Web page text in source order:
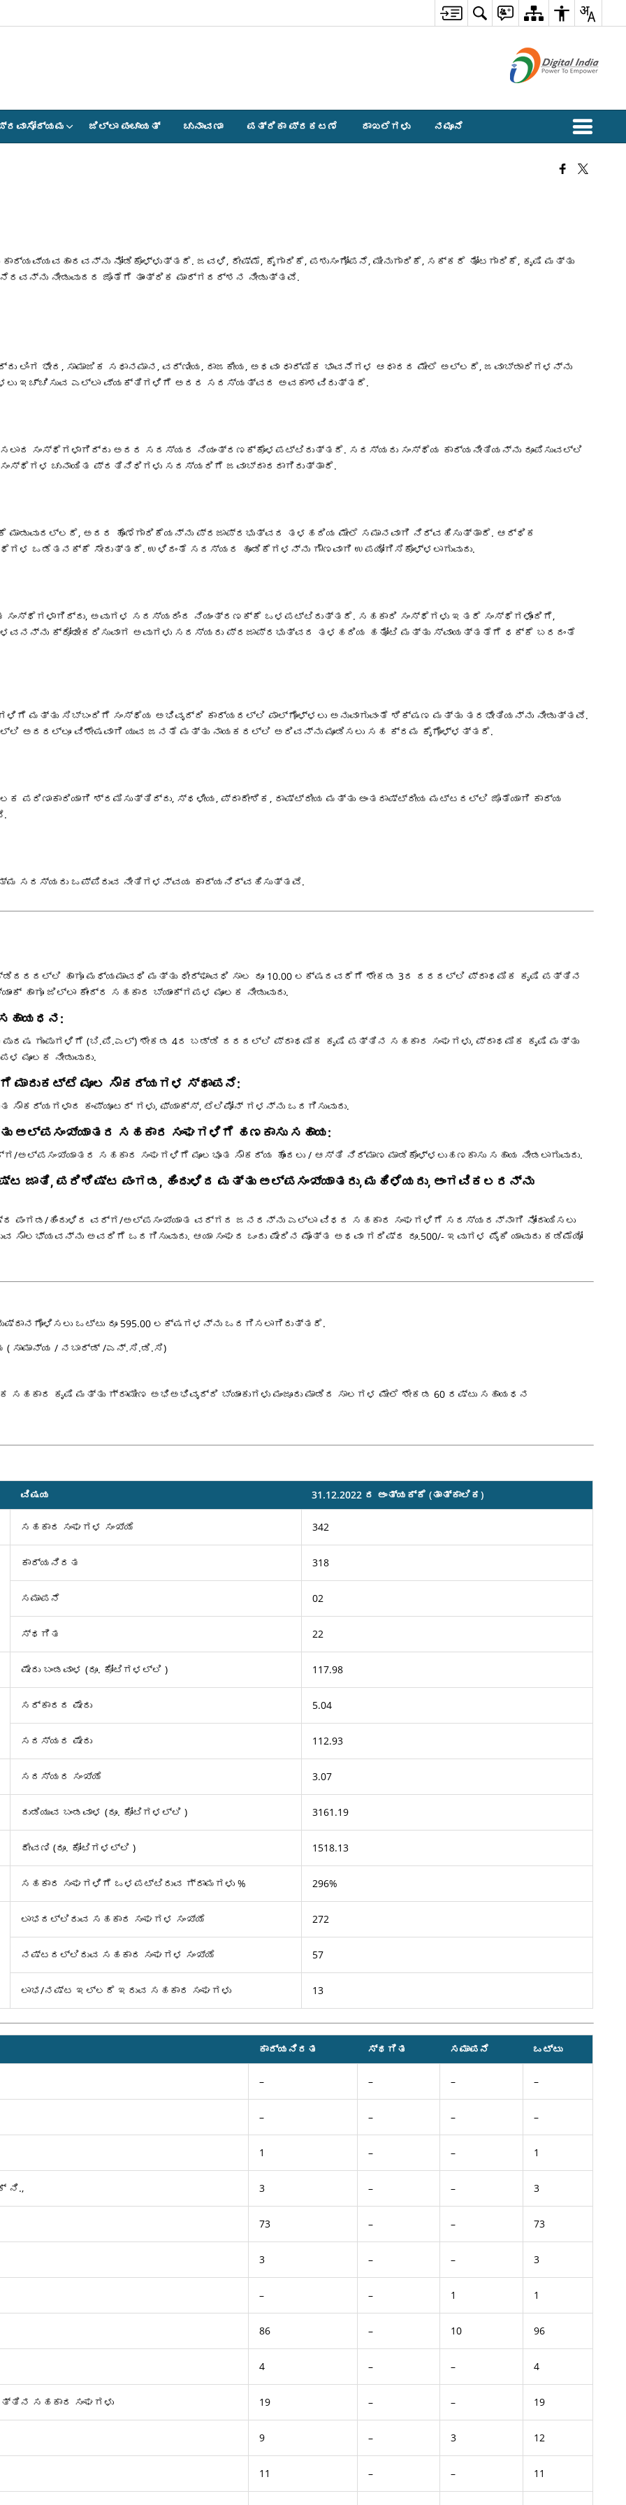
ಜಿಲ್ಲಾ ಪಂಚಾಯತ್ ಚುನಾವಣಾ ಪತ್ರಿಕಾ ಪ್ರಕಟಣೆ ದಾಖಲೆಗಳು ನಮೂನೆ
ನೋಡಿಕೊಳ್ಳುತ್ತದೆ. ಜವಳಿ, ರೇಷ್ಮೆ, ಕೈಗಾರಿಕೆ, ಪಶುಸಂಗೋಪನೆ, ಮೀನುಗಾರಿಕೆ, ಸಕ್ಕರೆ ತೋಟಗಾರಿಕೆ, ಕೃಷಿ ಮತ್ತು
ನೀಡುವುದರ ಜೊತೆಗೆ ತಾಂತ್ರಿಕ ಮಾರ್ಗದರ್ಶನ ನೀಡುತ್ತವೆ.
ಲಿಂಗ ಭೇದ, ಸಾಮಾಜಿಕ ಸಥಾನಮಾನ, ವರ್ಣೀಯ, ರಾಜಕೀಯ, ಅಥವಾ ಧಾರ್ಮಿಕ ಭಾವನೆಗಳ ಆಧಾರದ ಮೇಲೆ ಅಲ್ಲದೆ, ಜವಾಬ್ಡಾರಿಗಳನ್ನು
ಇಚ್ಚಿಸುವ ಎಲ್ಲಾ ವ್ಯಕ್ತಿಗಳಿಗೆ ಅದರ ಸದಸ್ಯತ್ವದ ಅವಕಾಶವಿರುತ್ತದೆ.
ಸಂಸ್ಥೆಗಳಾಗಿದ್ದು ಅದರ ಸದಸ್ಯರ ನಿಯಂತ್ರಣಕ್ಕೊಳಪಟ್ಟಿರುತ್ತದೆ. ಸದಸ್ಯರು ಸಂಸ್ಥೆಯ ಕಾರ್ಯನೀತಿಯನ್ನು ರೂಪಿಸುವಲ್ಲಿ
ಚುನಾಯಿತ ಪ್ರತಿನಿಧಿಗಳು ಸದಸ್ಯರಿಗೆ ಜವಾಬ್ದಾರರಾಗಿರುತ್ತಾರೆ.
ಮಾಡುವುದಲ್ಲದೆ, ಅದರ ಹೊಣೆಗಾರಿಕೆಯನ್ನು ಪ್ರಜಾಪ್ರಭುತ್ವದ ತಳಹದಿಯ ಮೇಲೆ ಸಮಾನವಾಗಿ ನಿರ್ವಹಿಸುತ್ತಾರೆ. ಆರ್ಥಿಕ
ಒಡೆತನಕ್ಕೆ ಸೇರುತ್ತದೆ. ಉಳಿದಂತೆ ಸದಸ್ಯರ ಹೂಡಿಕೆಗಳನ್ನು ಗೌಣವಾಗಿ ಉಪಯೋಗಿಸಿಕೊಳ್ಳಲಾಗುವುದು.
ಸಂಸ್ಥೆಗಳಾಗಿದ್ದು, ಅವುಗಳ ಸದಸ್ಯರಿಂದ ನಿಯಂತ್ರಣಕ್ಕೆ ಒಳಪಟ್ಟಿರುತ್ತದೆ. ಸಹಕಾರಿ ಸಂಸ್ಥೆಗಳು ಇತರೆ ಸಂಸ್ಥೆಗಳೊಂದಿಗೆ,
ಕ್ರೋಢೀಕರಿಸುವಾಗ ಅವುಗಳು ಸದಸ್ಯರು ಪ್ರಜಾಪ್ರಭುತ್ವದ ತಳಹದಿಯ ಹತೋಟಿ ಮತ್ತು ಸ್ವಾಯತ್ತತೆಗೆ ಧಕ್ಕೆ ಬರದಂತೆ
ಸಿಬ್ಬಂದಿಗೆ ಸಂಸ್ಥೆಯ ಅಭಿವೃದ್ದಿ ಕಾರ್ಯದಲ್ಲಿ ಪಾಲ್ಗೊಳ್ಳಲು ಅನುವಾಗುವಂತೆ ಶಿಕ್ಷಣ ಮತ್ತು ತರಭೇತಿಯನ್ನು ನೀಡುತ್ತವೆ.
ವಿಶೇಷವಾಗಿ ಯುವ ಜನತೆ ಮತ್ತು ನಾಯಕರಲ್ಲಿ ಅರಿವನ್ನು ಮೂಡಿಸಲು ಸಹ ಕ್ರಮ ಕೈಗೊಳ್ಳತ್ತದೆ.
ಶ್ರಮಿಸುತ್ತಿದ್ದು, ಸ್ಥಳೀಯ, ಪ್ರಾದೇಶಿಕ, ರಾಷ್ಟ್ರೀಯ ಮತ್ತು ಅಂತರಾಷ್ಟ್ರೀಯ ಮಟ್ಟದಲ್ಲಿ ಜೊತೆಯಾಗಿ ಕಾರ್ಯ
ಸದಸ್ಯರು ಒಪ್ಪಿರುವ ನೀತಿಗಳನ್ವಯ ಕಾರ್ಯನಿರ್ವಹಿಸುತ್ತವೆ.
ಹಾಗೂ ಮಧ್ಯಮಾವಧಿ ಮತ್ತು ಧೀರ್ಘಾವಧಿ ಸಾಲ ರೂ 10.00 ಲಕ್ಷದವರೆಗೆ ಶೇಕಡ 3ರ ದರದಲ್ಲಿ ಪ್ರಾಥಮಿಕ ಕೃಷಿ ಪತ್ತಿನ
ಹಾಗೂ ಜಿಲ್ಲಾ ಕೇಂದ್ರ ಸಹಕಾರ ಬ್ಯಾಂಕ್ಗಪಳ ಮೂಲಕ ನೀಡುವುದು.
ಪುರಷ ಗುಂಪುಗಳಿಗೆ (ಬಿ.ಪಿ.ಎಲ್‍) ಶೇಕಡ 4ರ ಬಡ್ಡಿ ದರದಲ್ಲಿ ಪ್ರಾಥಮಿಕ ಕೃಷಿ ಪತ್ತಿನ ಸಹಕಾರ ಸಂಘಗಳು, ಪ್ರಾಥಮಿಕ ಕೃಷಿ ಮತ್ತು
ಮೂಲಕ ನೀಡುವುದು.
ಮಾರುಕಟ್ಟೆ ಮೂಲ ಸೌಕರ್ಯಗಳ ಸ್ಥಾಪನೆ:
ಸೌಕರ್ಯಗಳಾದ ಕಂಪ್ಯೂಟರ್ ಗಳು, ಫ್ಯಾಕ್ಸ್, ಟೆಲಿಪೋನ್ ಗಳನ್ನು ಒದಗಿಸುವುದು.
ಸಹಕಾರ ಸಂಘಗಳಿಗೆ ಹಣಕಾಸು ಸಹಾಯ:
ಸಹಕಾರ ಸಂಘಗಳಿಗೆ ಮೂಲಭೂತ ಸೌಕರ್ಯ ಹೊಂದಲು / ಆಸ್ತಿ ನಿರ್ಮಾಣ ಮಾಡಿಕೊಳ್ಳಲುಹಣಕಾಸು ಸಹಾಯ ನೀಡಲಾಗುವುದು.
ಪರಿಶಿಷ್ಟ ಪಂಗಡ, ಹಿಂದುಳಿದ ಮತ್ತು ಅಲ್ಪಸಂಖ್ಯಾತರು, ಮಹಿಳೆಯರು, ಅಂಗವಿಕಲರನ್ನು
ಹಿಂದುಳಿದ ವರ್ಗ/ಅಲ್ಪಸಂಖ್ಯಾತ ವರ್ಗದ ಜನರನ್ನು ಎಲ್ಲಾ ವಿಧದ ಸಹಕಾರ ಸಂಘಗಳಿಗೆ ಸದಸ್ಯರನ್ನಾಗಿ ನೋಂದಾಯಿಸಲು
ಸೌಲಭ್ಯವನ್ನು ಅವರಿಗೆ ಒದಗಿಸುವುದು. ಆಯಾ ಸಂಘದ ಒಂದು ಷೇರಿನ ಮೊತ್ತ ಅಥವಾ ಗರಿಷ್ಠ ರೂ.500/- ಇವುಗಳ ಪೈಕಿ ಯಾವುದು ಕಡಿಮೆಯೋ
ಒಟ್ಟು ರೂ 595.00 ಲಕ್ಷಗಳನ್ನು ಒದಗಿಸಲಾಗಿರುತ್ತದೆ.
ಸಾಮಾನ್ಯ / ನಬಾರ್ಡ್ /ಎನ್.ಸಿ.ಡಿ.ಸಿ)
ಕೃಷಿ ಮತ್ತು ಗ್ರಾಮೀಣ ಅಭಿಅಭಿವೃದ್ದಿ ಬ್ಯಾಂಕುಗಳು ಮಂಜೂರು ಮಾಡಿದ ಸಾಲಗಳ ಮೇಲೆ ಶೇಕಡ 60 ರಷ್ಟು ಸಹಾಯಧನ
ವಿಷಯ 31.12.2022 ರ ಅಂತ್ಯಕ್ಕೆ (ತಾತ್ಕಾಲಿಕ)
ಸಹಕಾರ ಸಂಘಗಳ ಸಂಖ್ಯೆ 342
ಕಾರ್ಯನಿರತ 318
ಸಮಾಪನೆ 02
ಸ್ಥಗಿತ 22
ಷೇರು ಬಂಡವಾಳ (ರೂ. ಕೋಟಿಗಳಲ್ಲಿ ) 117.98
ಸರ್ಕಾರದ ಷೇರು 5.04
ಸದಸ್ಯರ ಷೇರು 112.93
ಸದಸ್ಯರ ಸಂಖ್ಯೆ 3.07
ದುಡಿಯುವ ಬಂಡವಾಳ (ರೂ. ಕೋಟಿಗಳಲ್ಲಿ ) 3161.19
ಠೇವಣಿ (ರೂ. ಕೋಟಿಗಳಲ್ಲಿ ) 1518.13
ಸಹಕಾರ ಸಂಘಗಳಿಗೆ ಒಳಪಟ್ಟಿರುವ ಗ್ರಾಮಗಳು % 296%
ಲಾಭದಲ್ಲಿರುವ ಸಹಕಾರ ಸಂಘಗಳ ಸಂಖ್ಯೆ 272
ನಷ್ಟದಲ್ಲಿರುವ ಸಹಕಾರ ಸಂಘಗಳ ಸಂಖ್ಯೆ 57
ಲಾಭ/ನಷ್ಟ ಇಲ್ಲದೆ ಇರುವ ಸಹಕಾರ ಸಂಘಗಳು 13
ಕಾರ್ಯನಿರತ ಸ್ಥಗಿತ ಸಮಾಪನೆ ಒಟ್ಟು
– – – –
– – – –
1 – – 1
ನಿ., 3 – – 3
73 – – 73
3 – – 3
– – 1 1
86 – 10 96
4 – – 4
ಸಹಕಾರ ಸಂಘಗಳು 19 – – 19
9 – 3 12
11 – – 11